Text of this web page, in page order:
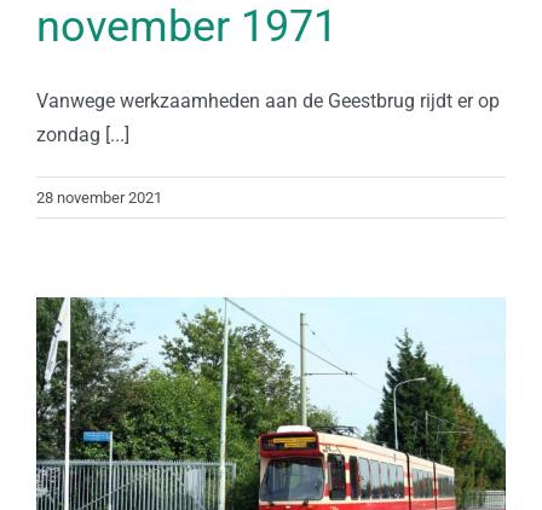
november 1971
Vanwege werkzaamheden aan de Geestbrug rijdt er op
zondag [...]
28 november 2021